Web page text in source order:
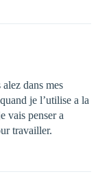
dans mes
je l’utilise a la
vais penser a
travailler.